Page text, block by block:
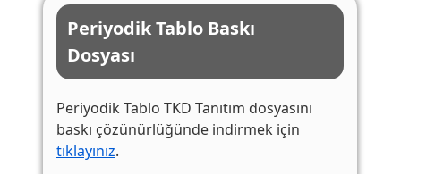
Periyodik Tablo Baskı
Dosyası
Periyodik Tablo TKD Tanıtım dosyasını
baskı çözünürlüğünde indirmek için
tıklayınız.